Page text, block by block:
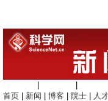
首页
新闻 博客 院士 人